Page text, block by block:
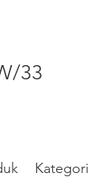
33
Kategori